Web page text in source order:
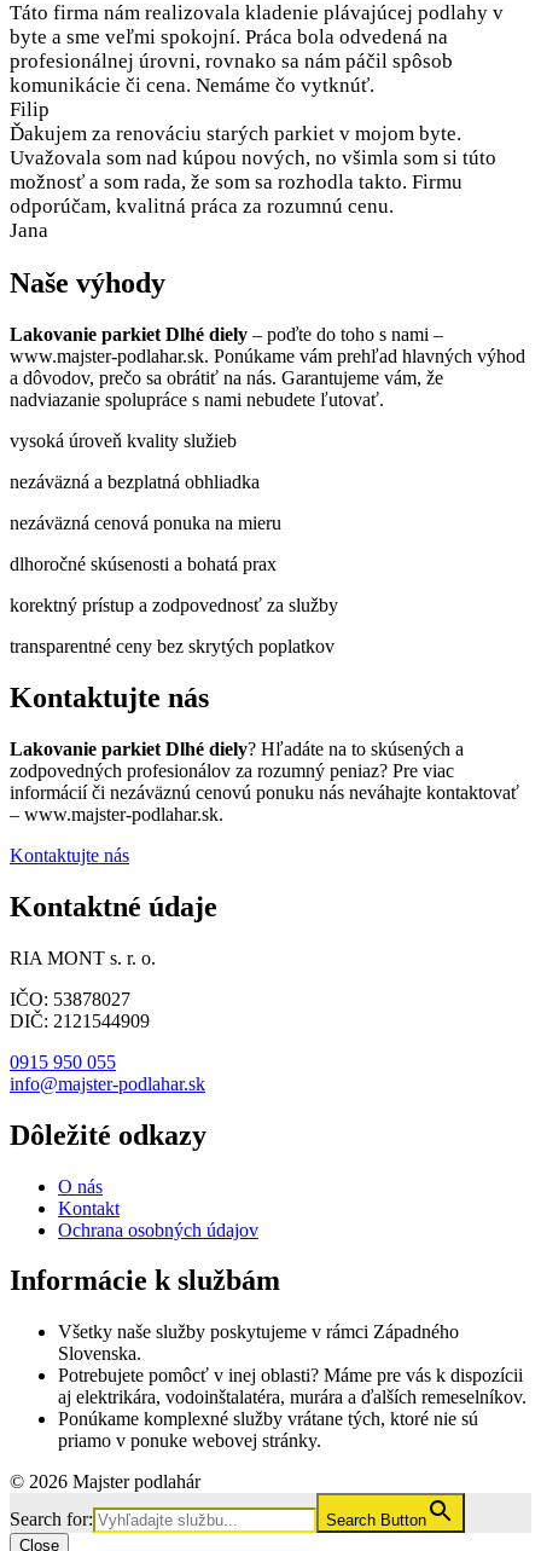
Táto firma nám realizovala kladenie plávajúcej podlahy v
byte a sme veľmi spokojní. Práca bola odvedená na
profesionálnej úrovni, rovnako sa nám páčil spôsob
komunikácie či cena. Nemáme čo vytknúť.
Filip
Ďakujem za renováciu starých parkiet v mojom byte.
Uvažovala som nad kúpou nových, no všimla som si túto
možnosť a som rada, že som sa rozhodla takto. Firmu
odporúčam, kvalitná práca za rozumnú cenu.
Jana
Naše výhody
Lakovanie parkiet Dlhé diely – poďte do toho s nami –
www.majster-podlahar.sk. Ponúkame vám prehľad hlavných výhod
a dôvodov, prečo sa obrátiť na nás. Garantujeme vám, že
nadviazanie spolupráce s nami nebudete ľutovať.
vysoká úroveň kvality služieb
nezáväzná a bezplatná obhliadka
nezáväzná cenová ponuka na mieru
dlhoročné skúsenosti a bohatá prax
korektný prístup a zodpovednosť za služby
transparentné ceny bez skrytých poplatkov
Kontaktujte nás
Lakovanie parkiet Dlhé diely? Hľadáte na to skúsených a
zodpovedných profesionálov za rozumný peniaz? Pre viac
informácií či nezáväznú cenovú ponuku nás neváhajte kontaktovať
– www.majster-podlahar.sk.
Kontaktujte nás
Kontaktné údaje
RIA MONT s. r. o.
IČO: 53878027
DIČ: 2121544909
0915 950 055
info@majster-podlahar.sk
Dôležité odkazy
O nás
Kontakt
Ochrana osobných údajov
Informácie k službám
Všetky naše služby poskytujeme v rámci Západného
Slovenska.
Potrebujete pomôcť v inej oblasti? Máme pre vás k dispozícii
aj elektrikára, vodoinštalatéra, murára a ďalších remeselníkov.
Ponúkame komplexné služby vrátane tých, ktoré nie sú
priamo v ponuke webovej stránky.
© 2026 Majster podlahár
Search for:
Search Button
Close